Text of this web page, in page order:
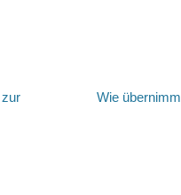
NächsterWie